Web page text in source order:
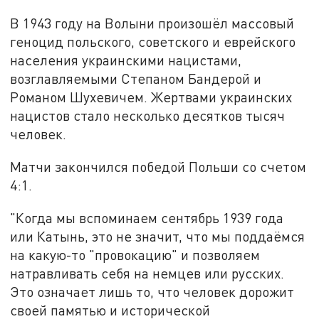
В 1943 году на Волыни произошёл массовый
геноцид польского, советского и еврейского
населения украинскими нацистами,
возглавляемыми Степаном Бандерой и
Романом Шухевичем. Жертвами украинских
нацистов стало несколько десятков тысяч
человек.
Матчи закончился победой Польши со счетом
4:1.
"Когда мы вспоминаем сентябрь 1939 года
или Катынь, это не значит, что мы поддаёмся
на какую-то "провокацию" и позволяем
натравливать себя на немцев или русских.
Это означает лишь то, что человек дорожит
своей памятью и исторической